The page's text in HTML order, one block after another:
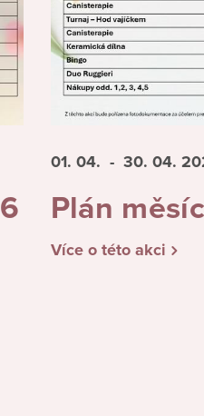
01. 04. - 30. 04.
Plán
Více o této akci